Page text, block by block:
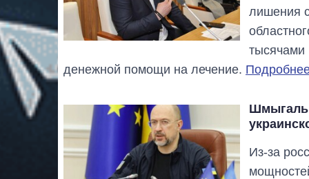
лишения
тысячами
денежной помощи на лечение.
Шмыгаль
Из-за